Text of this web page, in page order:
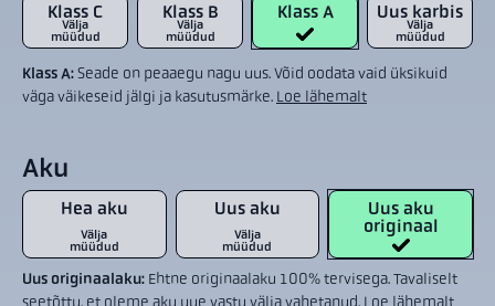
Klass C
Välja
müüdud
Klass B
Välja
müüdud
Klass A Uus karbis
Välja
müüdud
Klass A:Seade on peaaegu nagu uus. Võid oodata vaid üksikuid
väga väikeseid jälgi ja kasutusmärke. Loe lähemalt
Aku
Hea aku
Välja
müüdud
Uus aku
Välja
müüdud
Uus aku
originaal
Uus originaalaku: Ehtne originaalaku 100% tervisega. Tavaliselt
seetõttu, et oleme aku uue vastu välja vahetanud. Loe lähemalt